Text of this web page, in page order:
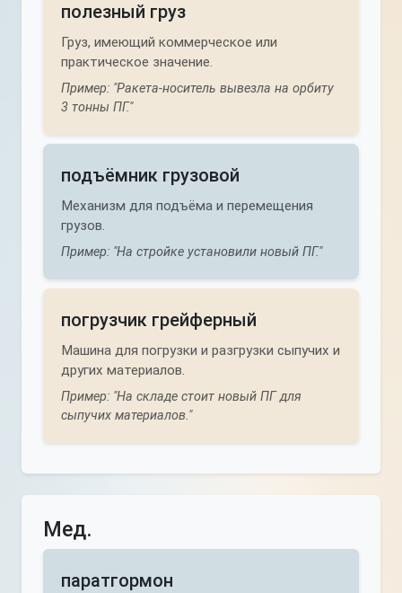
полезный груз
Груз, имеющий коммерческое или
практическое значение.
Пример: "Ракета-носитель вывезла на орбиту
3 тонны ПГ."
подъёмник грузовой
Механизм для подъёма и перемещения
грузов.
Пример: "На стройке установили новый ПГ."
погрузчик грейферный
Машина для погрузки и разгрузки сыпучих и
других материалов.
Пример: "На складе стоит новый ПГ для
сыпучих материалов."
Мед.
паратгормон